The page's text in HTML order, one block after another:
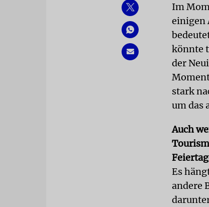
Im
einigen
könnte
der
stark
um das
Auch
Es
andere